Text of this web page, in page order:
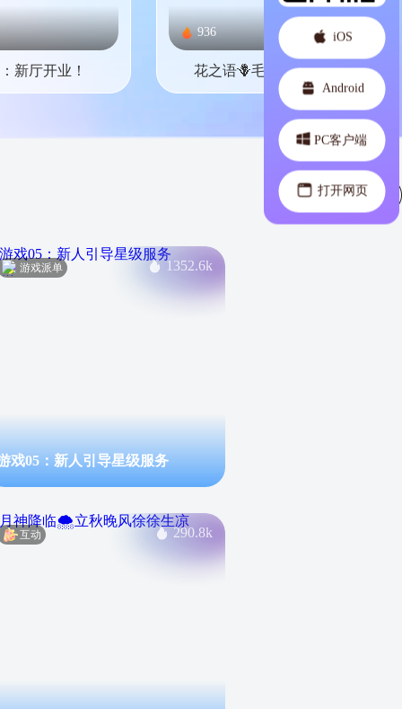
iOS
Android
PC客户端
打开网页
新厅开业！
936
花之语🪻毛总豪冠👑
游戏派单 1352.6k
戏05：新人引导星级服务
互动 290.8k